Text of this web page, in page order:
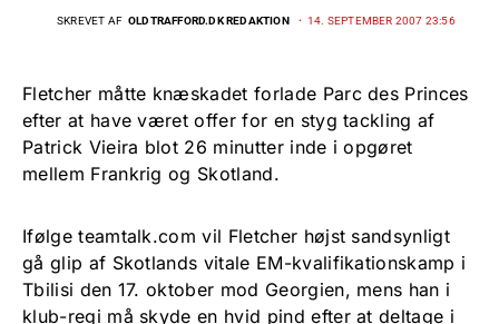
SKREVET AF OLDTRAFFORD.DK REDAKTION 14. SEPTEMBER 2007 23:56
Fletcher måtte knæskadet forlade Parc des Princes
efter at have været offer for en styg tackling af
Patrick Vieira blot 26 minutter inde i opgøret
mellem Frankrig og Skotland.
Ifølge teamtalk.com vil Fletcher højst sandsynligt
gå glip af Skotlands vitale EM-kvalifikationskamp i
Tbilisi den 17. oktober mod Georgien, mens han i
klub-regi må skyde en hvid pind efter at deltage i